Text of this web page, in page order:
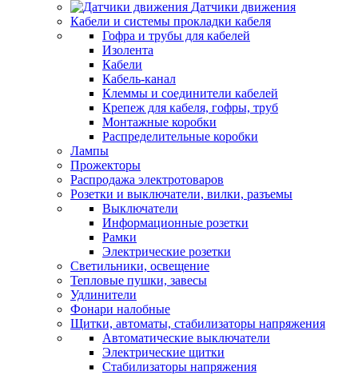
Датчики движения
Кабели и системы прокладки кабеля
Гофра и трубы для кабелей
Изолента
Кабели
Кабель-канал
Клеммы и соединители кабелей
Крепеж для кабеля, гофры, труб
Монтажные коробки
Распределительные коробки
Лампы
Прожекторы
Распродажа электротоваров
Розетки и выключатели, вилки, разъемы
Выключатели
Информационные розетки
Рамки
Электрические розетки
Светильники, освещение
Тепловые пушки, завесы
Удлинители
Фонари налобные
Щитки, автоматы, стабилизаторы напряжения
Автоматические выключатели
Электрические щитки
Стабилизаторы напряжения